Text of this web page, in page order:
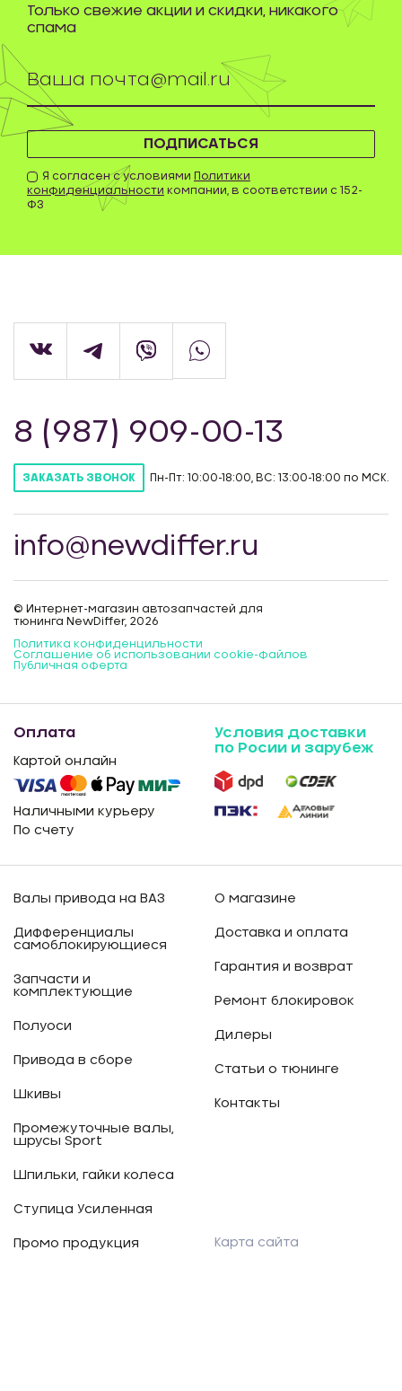
ПОДПИСАТЬСЯ
Я согласен с условиями Политики
конфиденциальности компании, в соответствии с 152-
ФЗ
Только свежие акции и скидки, никакого
спама
8 (987) 909-00-13
ЗАКАЗАТЬ ЗВОНОК Пн-Пт: 10:00-18:00, ВС: 13:00-18:00 по МСК.
info@newdiffer.ru
© Интернет-магазин автозапчастей для
тюнинга NewDiffer, 2026
Политика конфиденцильности
Соглашение об использовании cookie-файлов
Публичная оферта
Оплата
Картой онлайн
Наличными курьеру
По счету
Условия доставки
по Росии и зарубеж
Валы привода на ВАЗ
Дифференциалы
самоблокирующиеся
Запчасти и
комплектующие
Полуоси
Привода в сборе
Шкивы
Промежуточные валы,
шрусы Sport
Шпильки, гайки колеса
Ступица Усиленная
Промо продукция
О магазине
Доставка и оплата
Гарантия и возврат
Ремонт блокировок
Дилеры
Статьи о тюнинге
Контакты
Карта сайта